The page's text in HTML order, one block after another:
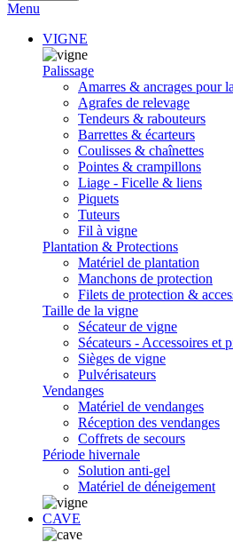
Menu
VIGNE
Palissage
Amarres & ancrages pour
Agrafes de relevage
Tendeurs & rabouteurs
Barrettes & écarteurs
Coulisses & chaînettes
Pointes & crampillons
Liage - Ficelle & liens
Piquets
Tuteurs
Fil à vigne
Plantation & Protections
Matériel de plantation
Manchons de protection
Filets de protection &
Taille de la vigne
Sécateur de vigne
Sécateurs - Accessoires et
Sièges de vigne
Pulvérisateurs
Vendanges
Matériel de vendanges
Réception des vendanges
Coffrets de secours
Période hivernale
Solution anti-gel
Matériel de déneigement
CAVE